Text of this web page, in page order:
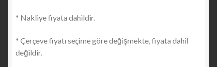
* Nakliye fiyata dahildir.
* Çerçeve fiyatı seçime göre değişmekte, fiyata dahil
değildir.